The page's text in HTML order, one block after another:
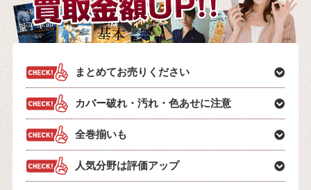
まとめてお売りください
カバー破れ・汚れ・色あせに注意
全巻揃いも
人気分野は評価アップ